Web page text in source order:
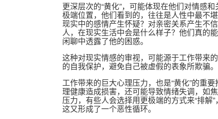
更深层次的“黄化”，可能体现在他们对情感
极端位置，他们看到的，往往是人性中最不
现实中的感情产生怀疑？对亲密关系产生不
人，在现实生活中会是什么样子？他们真的
闲聊中透露了他的困惑。
这种对现实情感的审视，可能源于工作带来
的自我保护，避免自己被虚假的表象所欺骗。
工作带来的巨大心理压力，也是“黄化”的重
理健康造成损害，还可能导致情绪失调，如
压力，有些人会选择用更极端的方式来“排
这又形成了一个恶性循环。